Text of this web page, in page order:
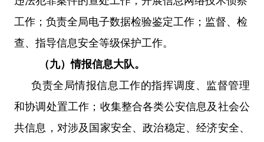
工作；负责全局电子数据检验鉴定工作；监督、检
查、指导信息安全等级保护工作。
（九）情报信息大队。
负责全局情报信息工作的指挥调度、监督管理
和协调处置工作；收集整合各类公安信息及社会公
共信息，对涉及国家安全、政治稳定、经济安全、